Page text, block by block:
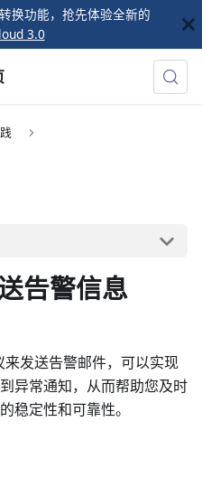
换功能，抢先体验全新的
3.0
告警信息
发送告警邮件，可以实现
异常通知，从而帮助您及时
稳定性和可靠性。